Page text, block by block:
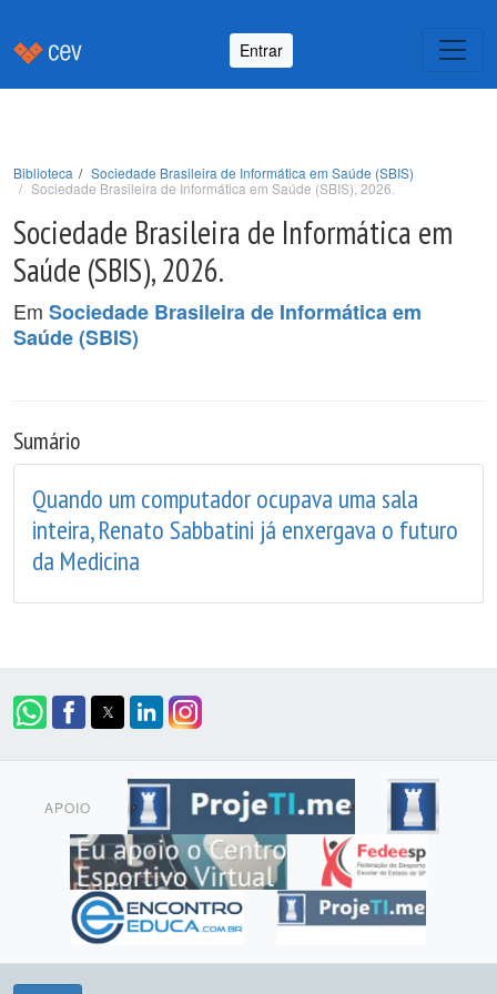
Entrar
Biblioteca
Sociedade Brasileira de Informática em Saúde (SBIS)
Sociedade Brasileira de Informática em Saúde (SBIS), 2026.
Sociedade Brasileira de Informática em
Saúde (SBIS), 2026.
Em Sociedade Brasileira de Informática em
Saúde (SBIS)
Sumário
Quando um computador ocupava uma sala
inteira, Renato Sabbatini já enxergava o futuro
da Medicina
APOIO